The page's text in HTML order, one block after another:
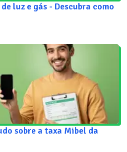
luz e gás - Descubra como
sobre a taxa Mibel da